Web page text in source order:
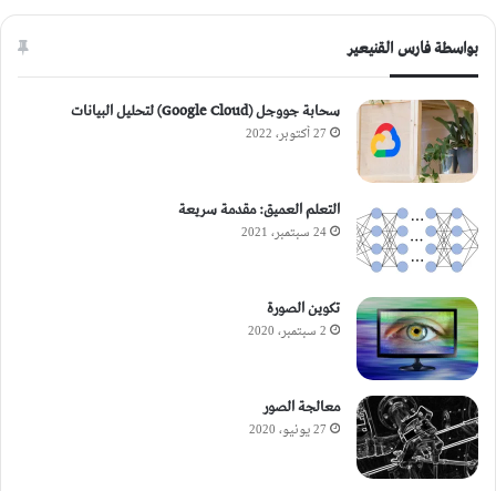
بواسطة فارس القنيعير
سحابة جووجل (Google Cloud) لتحليل البيانات
27 أكتوبر، 2022
التعلم العميق: مقدمة سريعة
24 سبتمبر، 2021
تكوين الصورة
2 سبتمبر، 2020
معالجة الصور
27 يونيو، 2020